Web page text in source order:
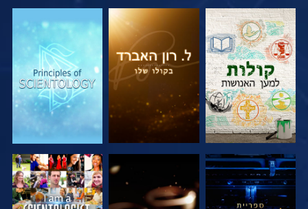
בדוק את הסדרה בדוק את הסדרה בדוק את הסדרה
בדוק את הסדרה בדוק את הסדרה צפה